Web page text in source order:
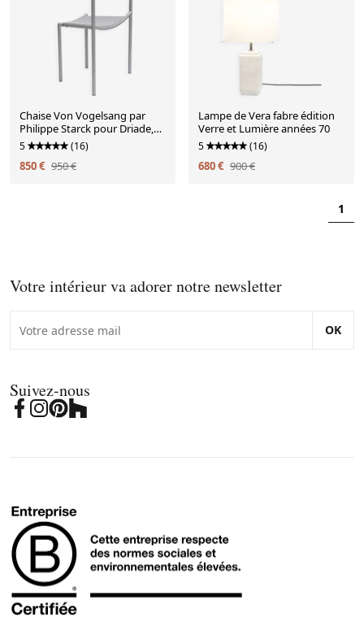
Chaise Von Vogelsang par
Philippe Starck pour Driade,
1985
5 (16)
850 € 950 €
Lampe de Vera fabre édition
Verre et Lumière années 70
5 (16)
680 € 900 €
1
Votre intérieur va adorer notre newsletter
OK
Suivez-nous